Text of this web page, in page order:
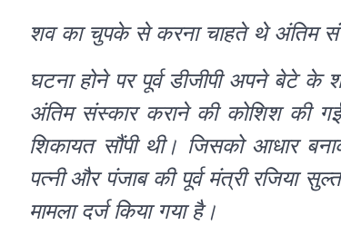
शव का चुपके से करना चाहते थे अंतिम
घटना होने पर पूर्व डीजीपी अपने बेटे
अंतिम संस्कार कराने की कोशिश की
शिकायत सौंपी थी। जिसको आधार
पत्नी और पंजाब की पूर्व मंत्री
मामला दर्ज किया गया है।